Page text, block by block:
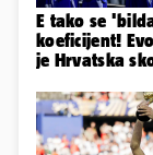
E tako se
koeficijent!
je Hrvatska
klubova